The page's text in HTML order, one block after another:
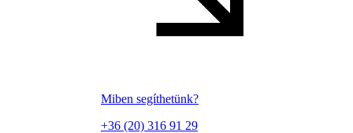
Miben segíthetünk?
+36 (20) 316 91 29